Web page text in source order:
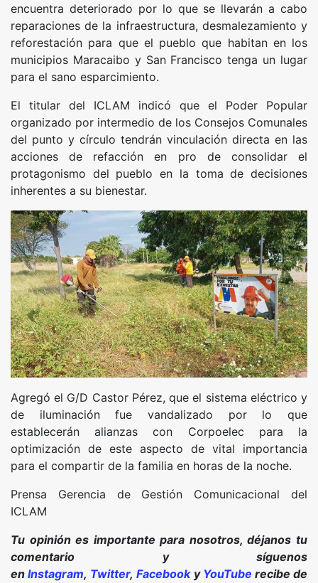
encuentra deteriorado por lo que se llevarán a cabo
reparaciones de la infraestructura, desmalezamiento y
reforestación para que el pueblo que habitan en los
municipios Maracaibo y San Francisco tenga un lugar
para el sano esparcimiento.
El titular del ICLAM indicó que el Poder Popular
organizado por intermedio de los Consejos Comunales
del punto y círculo tendrán vinculación directa en las
acciones de refacción en pro de consolidar el
protagonismo del pueblo en la toma de decisiones
inherentes a su bienestar.
Agregó el G/D Castor Pérez, que el sistema eléctrico y
de iluminación fue vandalizado por lo que
establecerán alianzas con Corpoelec para la
optimización de este aspecto de vital importancia
para el compartir de la familia en horas de la noche.
Prensa Gerencia de Gestión Comunicacional del
ICLAM
Tu opinión es importante para nosotros, déjanos tu
comentario y síguenos
enInstagram, Twitter,Facebooky YouTube recibe de